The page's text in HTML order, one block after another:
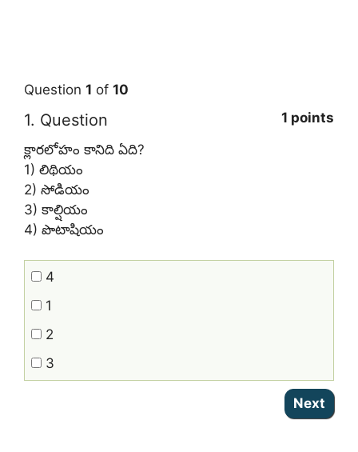
Question 1 of 10
1. Question
1 points
క్లారలోహం కానిది ఏది?
1) లిథియం
2) సోడియం
3) కాల్షియం
4) పొటాషియం
4
1
2
3